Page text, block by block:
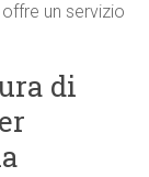
un servizio
di